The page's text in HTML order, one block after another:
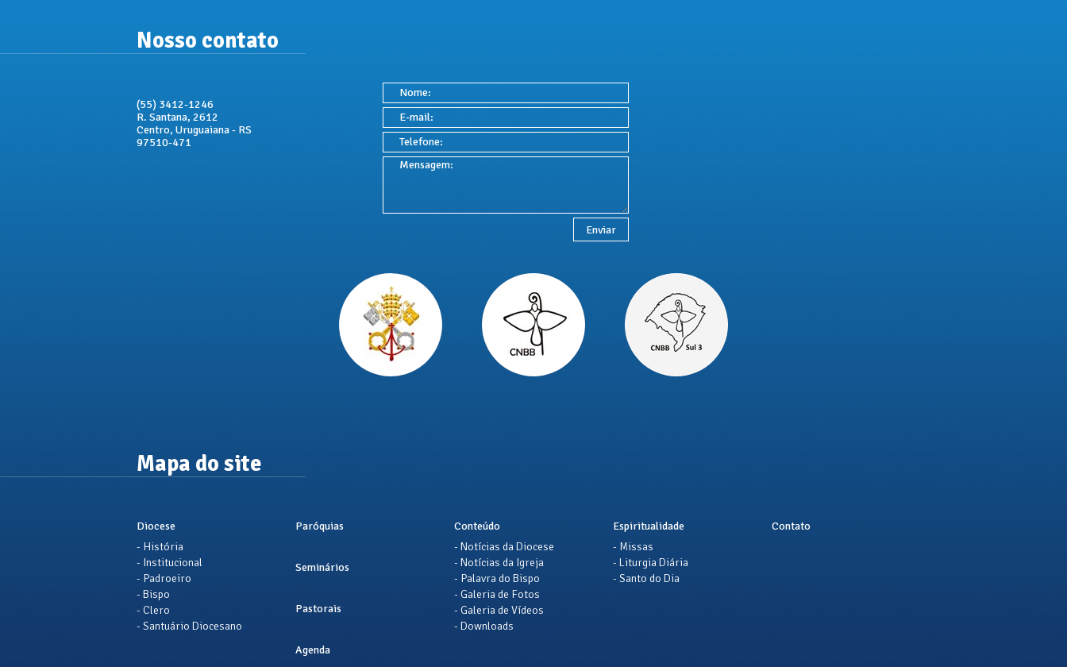
Nosso contato
(55) 3412-1246
R. Santana, 2612
Centro, Uruguaiana - RS
97510-471
Mapa do site
Diocese
- História
- Institucional
- Padroeiro
- Bispo
- Clero
- Santuário Diocesano
Paróquias
Seminários
Pastorais
Agenda
Conteúdo
- Notícias da Diocese
- Notícias da Igreja
- Palavra do Bispo
- Galeria de Fotos
- Galeria de Vídeos
- Downloads
Espiritualidade
- Missas
- Liturgia Diária
- Santo do Dia
Contato